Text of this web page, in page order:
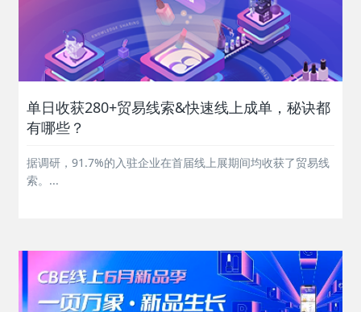
单日收获280+贸易线索&快速线上成单，秘诀都
有哪些？
据调研，91.7%的入驻企业在首届线上展期间均收获了贸易线
索。...